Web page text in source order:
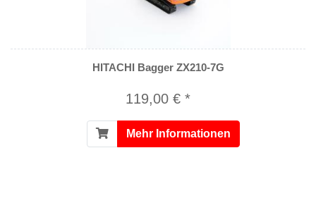
HITACHI Bagger ZX210-7G
119,00 € *
Mehr Informationen